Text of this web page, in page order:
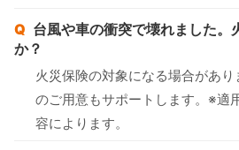
台風や車の衝突で壊れました。
か？
火災保険の対象になる場合があ
のご用意もサポートします。※適
容によります。